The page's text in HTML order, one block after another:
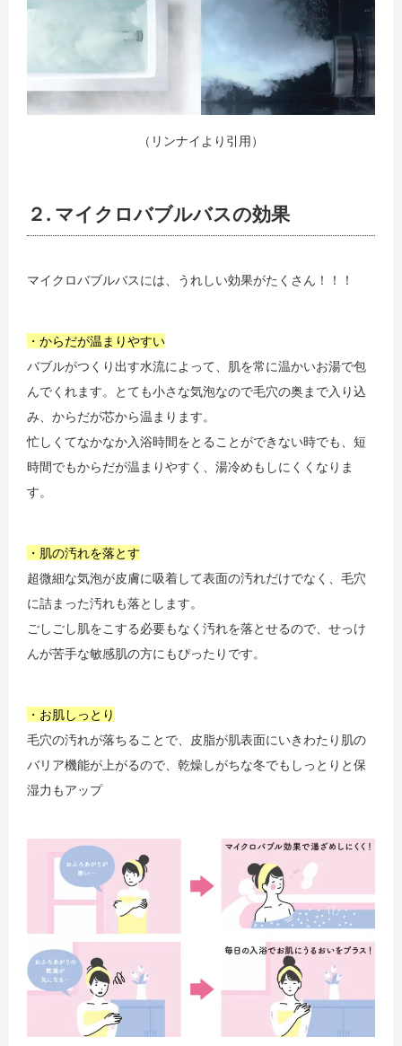
（リンナイより引用）
２. マイクロバブルバスの効果
マイクロバブルバスには、うれしい効果がたくさん！！！
・からだが温まりやすい
バブルがつくり出す水流によって、肌を常に温かいお湯で包
んでくれます。とても小さな気泡なので毛穴の奥まで入り込
み、からだが芯から温まります。
忙しくてなかなか入浴時間をとることができない時でも、短
時間でもからだが温まりやすく、湯冷めもしにくくなりま
す。
・肌の汚れを落とす
超微細な気泡が皮膚に吸着して表面の汚れだけでなく、毛穴
に詰まった汚れも落とします。
ごしごし肌をこする必要もなく汚れを落とせるので、せっけ
んが苦手な敏感肌の方にもぴったりです。
・お肌しっとり
毛穴の汚れが落ちることで、皮脂が肌表面にいきわたり肌の
バリア機能が上がるので、乾燥しがちな冬でもしっとりと保
湿力もアップ